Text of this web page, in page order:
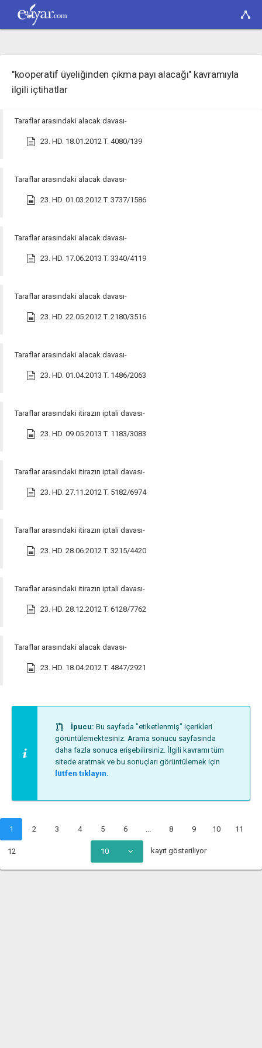
"kooperatif üyeliğinden çıkma payı alacağı" kavramıyla
ilgili içtihatlar
Taraflar arasındaki alacak davası-
23. HD. 18.01.2012 T. 4080/139
Taraflar arasındaki alacak davası-
23. HD. 01.03.2012 T. 3737/1586
Taraflar arasındaki alacak davası-
23. HD. 17.06.2013 T. 3340/4119
Taraflar arasındaki alacak davası-
23. HD. 22.05.2012 T. 2180/3516
Taraflar arasındaki alacak davası-
23. HD. 01.04.2013 T. 1486/2063
Taraflar arasındaki itirazın iptali davası-
23. HD. 09.05.2013 T. 1183/3083
Taraflar arasındaki itirazın iptali davası-
23. HD. 27.11.2012 T. 5182/6974
Taraflar arasındaki itirazın iptali davası-
23. HD. 28.06.2012 T. 3215/4420
Taraflar arasındaki itirazın iptali davası-
23. HD. 28.12.2012 T. 6128/7762
Taraflar arasındaki alacak davası-
23. HD. 18.04.2012 T. 4847/2921
İpucu: Bu sayfada "etiketlenmiş" içerikleri
görüntülemektesiniz. Arama sonucu sayfasında
daha fazla sonuca erişebilirsiniz. İlgili kavramı tüm
sitede aratmak ve bu sonuçları görüntülemek için
lütfen tıklayın.
1 2 3 4 5 6 ... 8 9 10 11
12 10 kayıt gösteriliyor